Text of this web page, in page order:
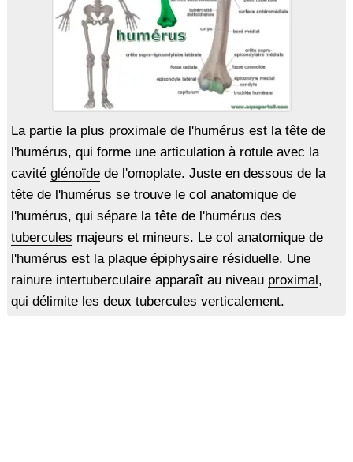
La partie la plus proximale de l'humérus est la tête de
l'humérus, qui forme une articulation à rotuleavec la
cavité glénoïdede l'omoplate. Juste en dessous de la
tête de l'humérus se trouve le col anatomique de
l'humérus, qui sépare la tête de l'humérus des
tubercules majeurs et mineurs. Le col anatomique de
l'humérus est la plaque épiphysaire résiduelle. Une
rainure intertuberculaire apparaît au niveau proximal ,
qui délimite les deux tubercules verticalement.